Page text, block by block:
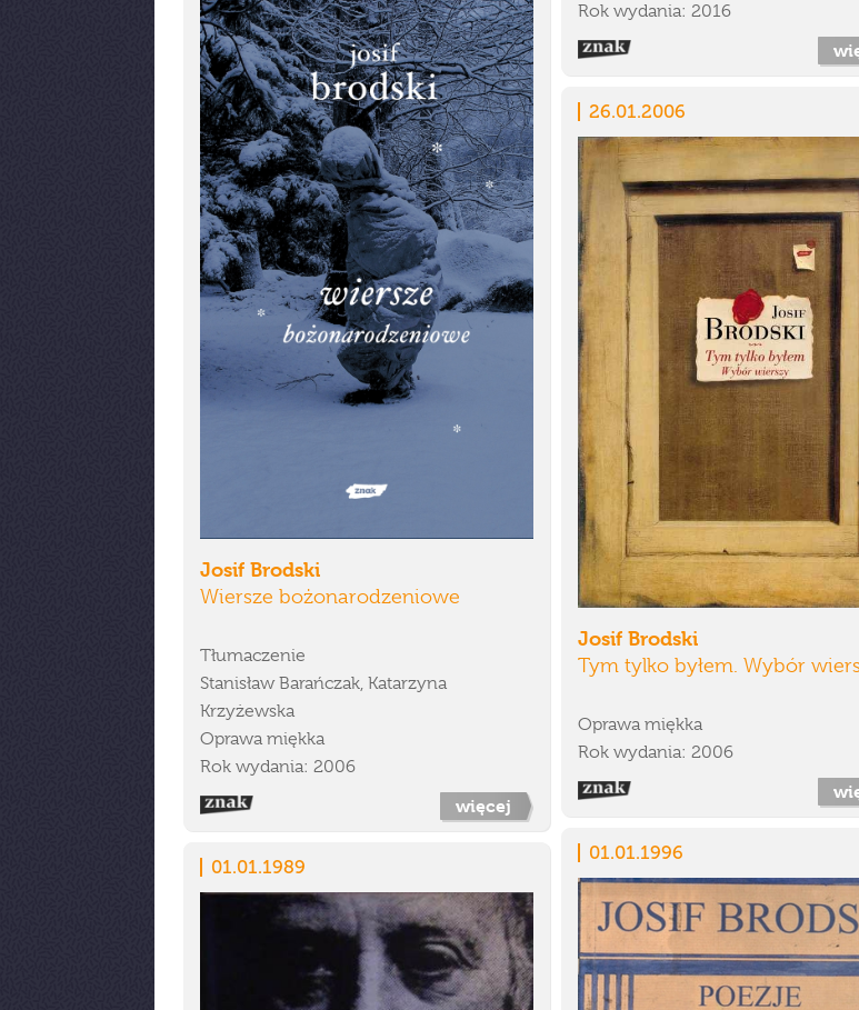
Rok wydania: 2016
Josif Brodski
Wiersze bożonarodzeniowe
Tłumaczenie
Stanisław Barańczak, Katarzyna
Krzyżewska
Oprawa miękka
Rok wydania: 2006
więcej
26.01.2006
Josif Brodski
Tym tylko byłem. Wybór
Oprawa miękka
Rok wydania: 2006
01.01.1996
01.01.1989